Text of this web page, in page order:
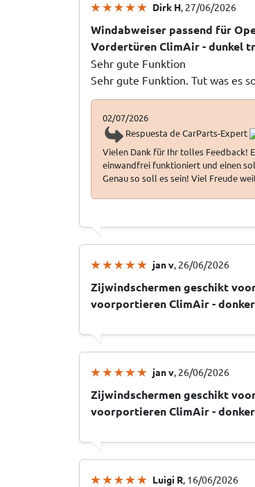
Dirk H, 27/06/2026
Windabweiser passend für
Vordertüren ClimAir - dunkel
Sehr gute Funktion
Sehr gute Funktion. Tut was es
02/07/2026
Respuesta de CarParts-Expert
Vielen Dank für Ihr tolles Feedback!
einwandfrei funktioniert und einen
Genau so soll es sein! Viel Freude
jan v, 26/06/2026
Zijwindschermen geschikt
voorportieren ClimAir -
jan v, 26/06/2026
Zijwindschermen geschikt
voorportieren ClimAir -
Luigi R, 16/06/2026